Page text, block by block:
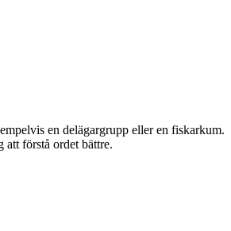
en delägargrupp eller en fiskarkum.
förstå ordet bättre.